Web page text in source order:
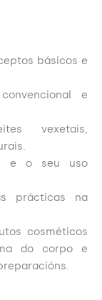
básicos e
e
vexetais,
e o seu uso
prácticas na
cosméticos
do corpo e